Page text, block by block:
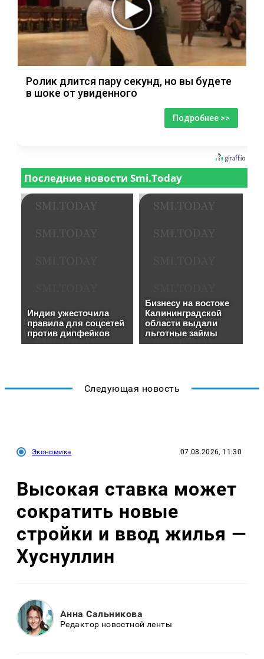
Ролик длится пару секунд, но вы будете
в шоке от увиденного
Подробнее >>
Следующая новость
Экономика 07.08.2026, 11:30
Высокая ставка может
сократить новые
стройки и ввод жилья —
Хуснуллин
Анна Сальникова
Редактор новостной ленты